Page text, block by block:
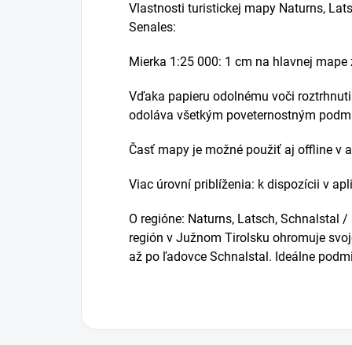
Vlastnosti turistickej mapy Naturns,
Senales:
Mierka 1:25 000: 1 cm na hlavnej
Vďaka papieru odolnému voči
odoláva všetkým poveternostným
Časť mapy je možné použiť aj offline v
Viac úrovní priblíženia: k dispozícii v
O regióne: Naturns, Latsch, Schnalstal
región v Južnom Tirolsku ohromuje
až po ľadovce Schnalstal. Ideálne